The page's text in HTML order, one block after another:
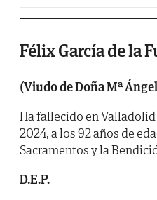
Félix García de la
(Viudo de Doña Mª
Ha fallecido en
2024, a los 92 años de
Sacramentos y la
D.E.P.